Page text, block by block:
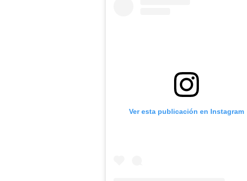
Ver esta publicación en Instagram